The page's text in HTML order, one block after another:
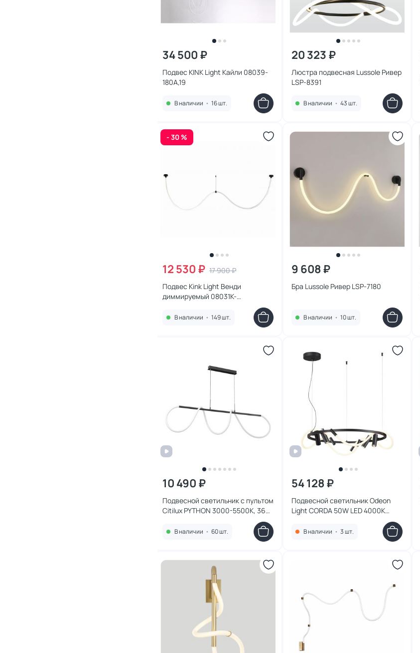
34 500 ₽
Подвес KINK Light Кайли 08039-
180A,19
В наличии • 16 шт.
20 323 ₽
Люстра подвесная Lussole Ривер
LSP-8391
В наличии • 43 шт.
- 30 %
12 530 ₽ 17 900 ₽
Подвес Kink Light Венди
диммируемый 08031K-
В наличии • 149 шт.
9 608 ₽
Бра Lussole Ривер LSP-7180
В наличии • 10 шт.
10 490 ₽
Подвесной светильник с пультом
Citilux PYTHON 3000-5500К, 36W
В наличии • 60 шт.
54 128 ₽
Подвесной светильник Odeon
Light CORDA 50W LED 4000К
В наличии • 3 шт.